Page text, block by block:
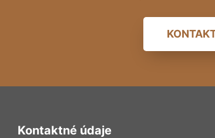
Kontaktné údaje